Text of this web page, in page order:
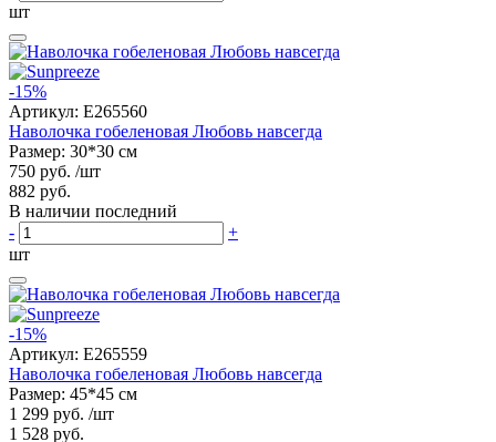
шт
-15%
Артикул: E265560
Наволочка гобеленовая Любовь навсегда
Размер: 30*30 см
750 руб. /шт
882 руб.
В наличии последний
-
+
шт
-15%
Артикул: E265559
Наволочка гобеленовая Любовь навсегда
Размер: 45*45 см
1 299 руб. /шт
1 528 руб.